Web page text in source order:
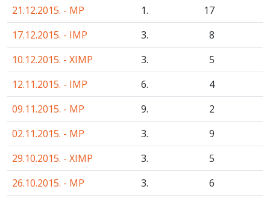
21.12.2015. - MP
1.
17
17.12.2015. - IMP
3.
8
10.12.2015. - XIMP
3.
5
12.11.2015. - IMP
6.
4
09.11.2015. - MP
9.
2
02.11.2015. - MP
3.
9
29.10.2015. - XIMP
3.
5
26.10.2015. - MP
3. 6